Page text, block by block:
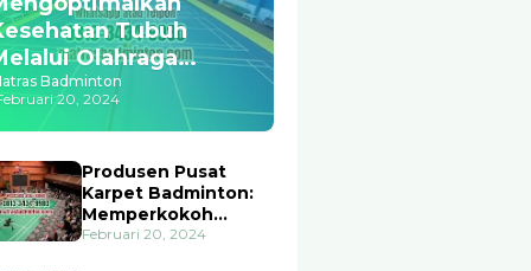
Tubuh
Olahraga
Badminton
20, 2024
Produsen Pusat
Karpet Badminton:
Memperkokoh
Kualitas Olahraga
Februari 20, 2024